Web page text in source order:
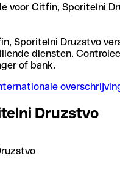
voor Citfin, Sporitelni
Sporitelni Druzstvo
diensten.
of bank.
Druzstvo